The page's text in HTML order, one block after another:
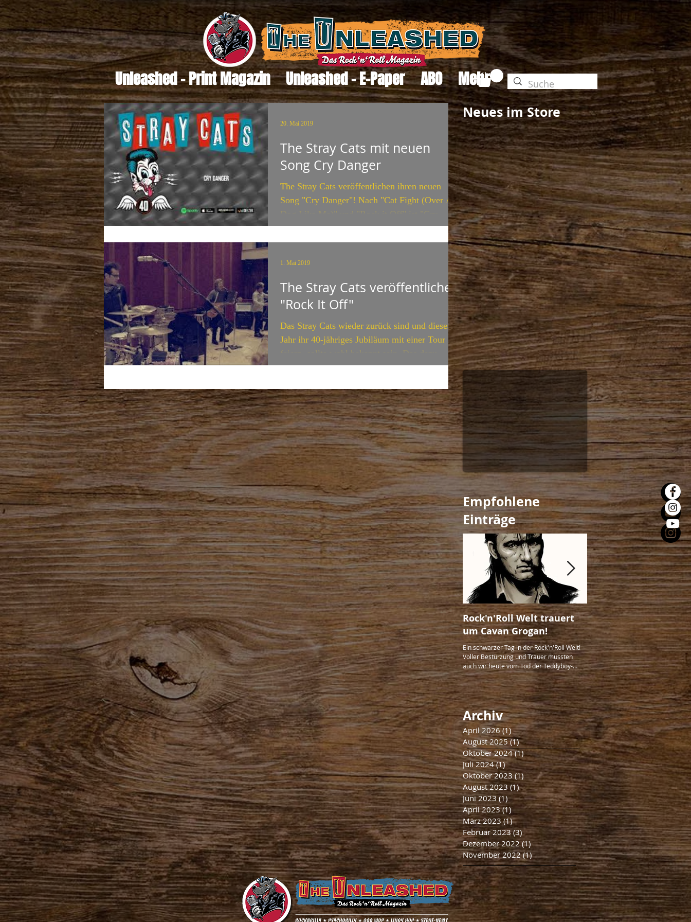
Unleashed - Print Magazin Unleashed - E-Paper ABO Mehr
The Stray Cats mit neuen
Song Cry Danger
The Stray Cats veröffentlichen ihren neuen
Song "Cry Danger"! Nach "Cat Fight (Over A
Dog Like Me)" und "Rock it Off" ist "Cry
Danger"...
20. Mai 2019
The Stray Cats veröffentlichen
"Rock It Off"
Das Stray Cats wieder zurück sind und dieses
Jahr ihr 40-jähriges Jubiläum mit einer Tour
feiern, sollte wohl bekannt sein. Das dazu
noch...
1. Mai 2019
Neues im Store
Empfohlene
Einträge
Rock'n'Roll Welt trauert
um Cavan Grogan!
Ein schwarzer Tag in der Rock'n'Roll Welt!
Voller Bestürzung und Trauer mussten
auch wir heute vom Tod der Teddyboy-
Legende "Ca
The Unleashed-
Ausgabe No. 25!
The Unleashed-Magazin Ausgabe
ist da! Diesmal mit: DASTA and the
Snakes (Brasilien) Ray Collins' Hot-
Part-Records...
Archiv
April 2026 (1)1 Beitrag
August 2025 (1)1 Beitrag
Oktober 2024 (1)1 Beitrag
Juli 2024 (1)1 Beitrag
Oktober 2023 (1) 1 Beitrag
August 2023 (1)1 Beitrag
Juni 2023 (1)1 Beitrag
April 2023 (1)1 Beitrag
März 2023 (1)1 Beitrag
Februar 2023 (3)3 Beiträge
Dezember 2022 (1)1 Beitrag
November 2022 (1)1 Beitrag